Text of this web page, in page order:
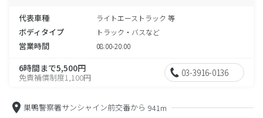
代表車種 ライトエーストラック 等
ボディタイプ トラック・バスなど
営業時間 08:00-20:00
6時間まで5,500円
免責補償制度1,100円 03-3916-0136
巣鴨警察署サンシャイン前交番から 941m